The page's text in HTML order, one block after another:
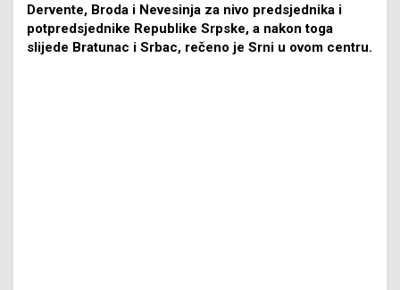
Dervente, Broda i Nevesinja za nivo predsjednika i
potpredsjednike Republike Srpske, a nakon toga
slijede Bratunac i Srbac, rečeno je Srni u ovom centru.